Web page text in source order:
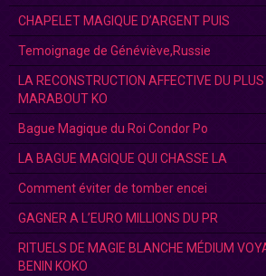
CHAPELET MAGIQUE D’ARGENT PUIS
Temoignage de Généviève,Russie
LA RECONSTRUCTION AFFECTIVE DU
MARABOUT KO
Bague Magique du Roi Condor Po
LA BAGUE MAGIQUE QUI CHASSE LA
Comment éviter de tomber encei
GAGNER A L’EURO MILLIONS DU PR
RITUELS DE MAGIE BLANCHE MÉDIUM
BENIN KOKO